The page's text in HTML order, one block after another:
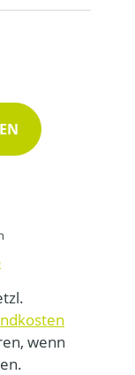
wenn